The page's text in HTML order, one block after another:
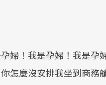
婦！我是孕婦！我是孕
怎麼沒安排我坐到商務